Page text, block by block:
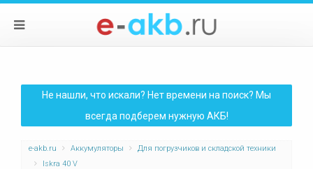
Не нашли, что искали? Нет времени на поиск? Мы
всегда подберем нужную АКБ!
e-akb.ru Аккумуляторы
Для погрузчиков и складской техники
Iskra 40 V